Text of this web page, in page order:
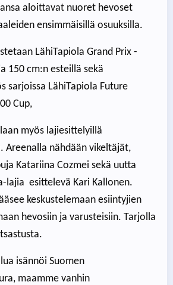
aloittavat nuoret hevoset
ensimmäisillä osuuksilla.
LähiTapiola Grand Prix -
150 cm:n esteillä sekä
sarjoissa LähiTapiola Future
Cup,
myös lajiesittelyillä
Areenalla nähdään vikeltäjät,
Katariina Cozmei sekä uutta
lajia esittelevä Kari Kallonen.
keskustelemaan esiintyjien
hevosiin ja varusteisiin. Tarjolla
isännöi Suomen
maamme vanhin